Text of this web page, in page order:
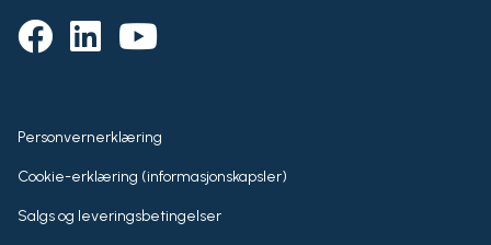
Personvernerklæring
Cookie-erklæring (informasjonskapsler)
Salgs og leveringsbetingelser